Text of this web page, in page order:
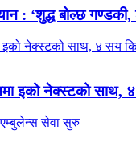
: ‘शुद्ध बोल्छ
इको नेक्स्टको